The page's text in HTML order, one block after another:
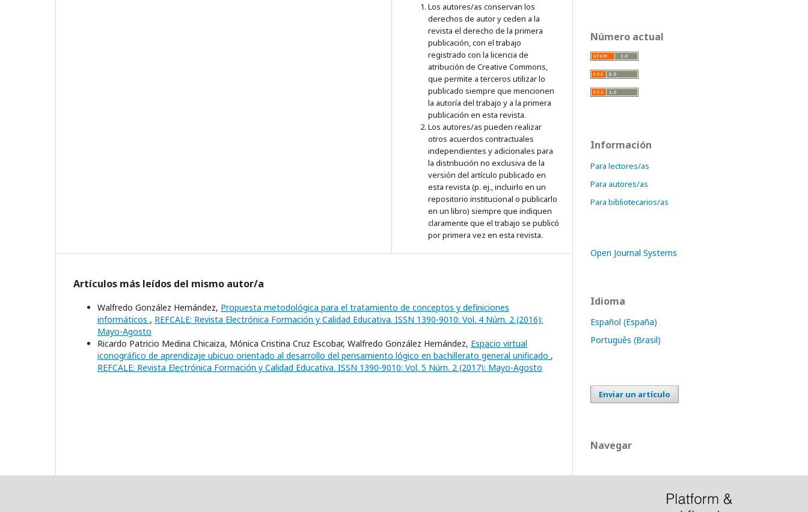
Los autores/as conservan los
derechos de autor y ceden a la
revista el derecho de la primera
publicación, con el trabajo
registrado con la licencia de
atribución de Creative Commons,
que permite a terceros utilizar lo
publicado siempre que mencionen
la autoría del trabajo y a la primera
publicación en esta revista.
Los autores/as pueden realizar
otros acuerdos contractuales
independientes y adicionales para
la distribución no exclusiva de la
versión del artículo publicado en
esta revista (p. ej., incluirlo en un
repositorio institucional o publicarlo
en un libro) siempre que indiquen
claramente que el trabajo se publicó
por primera vez en esta revista.
Artículos más leídos del mismo autor/a
Walfredo González Hernández, Propuesta metodológica para el tratamiento de conceptos y definiciones
informáticos , REFCALE: Revista Electrónica Formación y Calidad Educativa. ISSN 1390-9010: Vol. 4 Núm. 2 (2016):
Mayo-Agosto
Ricardo Patricio Medina Chicaiza, Mónica Cristina Cruz Escobar, Walfredo González Hernández, Espacio virtual
iconográfico de aprendizaje ubicuo orientado al desarrollo del pensamiento lógico en bachillerato general unificado ,
REFCALE: Revista Electrónica Formación y Calidad Educativa. ISSN 1390-9010: Vol. 5 Núm. 2 (2017): Mayo-Agosto
Número actual
Información
Para lectores/as
Para autores/as
Para bibliotecarios/as
Open Journal Systems
Idioma
Español (España)
Português (Brasil)
Enviar un artículo
Navegar